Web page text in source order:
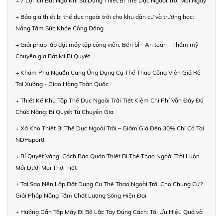
+ Báo giá thiết bị thể dục ngoài trời cho khu dân cư và trường học:
Nâng Tầm Sức Khỏe Cộng Đồng
+ Giải pháp lắp đặt máy tập công viên: Bền bỉ - An toàn - Thẩm mỹ -
Chuyên gia Bật Mí Bí Quyết
+ Khám Phá Nguồn Cung Ứng Dụng Cụ Thể Thao Công Viên Giá Rẻ
Tại Xưởng - Giao Hàng Toàn Quốc
+ Thiết Kế Khu Tập Thể Dục Ngoài Trời Tiết Kiệm Chi Phí Vẫn Đầy Đủ
Chức Năng: Bí Quyết Từ Chuyên Gia
+ Xả Kho Thiết Bị Thể Dục Ngoài Trời – Giảm Giá Đến 30% Chỉ Có Tại
NDHsport!
+ Bí Quyết Vàng: Cách Bảo Quản Thiết Bị Thể Thao Ngoài Trời Luôn
Mới Dưới Mọi Thời Tiết
+ Tại Sao Nên Lắp Đặt Dụng Cụ Thể Thao Ngoài Trời Cho Chung Cư?
Giải Pháp Nâng Tầm Chất Lượng Sống Hiện Đại
+ Hướng Dẫn Tập Máy Đi Bộ Lắc Tay Đúng Cách: Tối Ưu Hiệu Quả và